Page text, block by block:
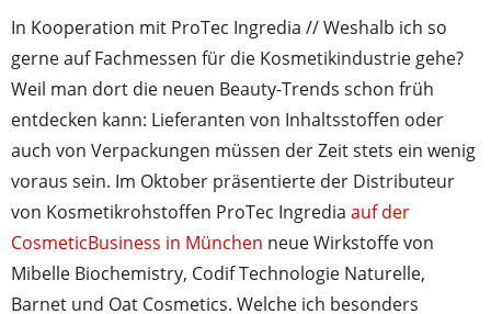
In Kooperation mit ProTec Ingredia // Weshalb ich so
gerne auf Fachmessen für die Kosmetikindustrie gehe?
Weil man dort die neuen Beauty-Trends schon früh
entdecken kann: Lieferanten von Inhaltsstoffen oder
auch von Verpackungen müssen der Zeit stets ein wenig
voraus sein. Im Oktober präsentierte der Distributeur
von Kosmetikrohstoffen ProTec Ingredia auf der
CosmeticBusiness in München neue Wirkstoffe von
Mibelle Biochemistry, Codif Technologie Naturelle,
Barnet und Oat Cosmetics. Welche ich besonders